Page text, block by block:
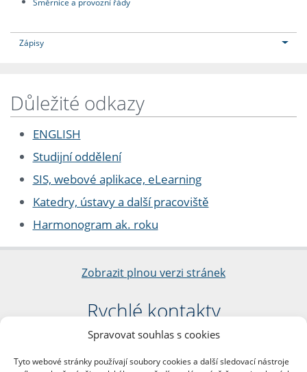
Spravovat souhlas s cookies
Tyto webové stránky používají soubory cookies a další sledovací nástroje
Zápisy
Důležité odkazy
ENGLISH
Studijní oddělení
SIS, webové aplikace, eLearning
Katedry, ústavy a další pracoviště
Harmonogram ak. roku
Zobrazit plnou verzi stránek
Rychlé kontakty
Filozofická fakulta
nám. Jana Palacha 1/2